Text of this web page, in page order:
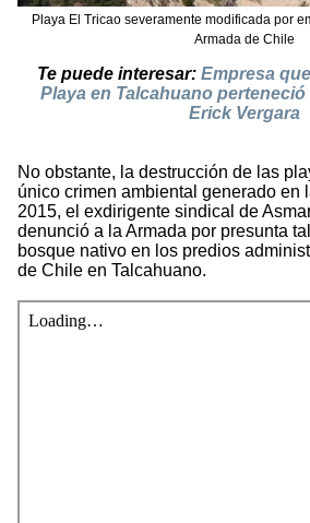
Playa El Tricao severamente modificada por
Armada de Chile
Te puede interesar: Empresa
Playa en Talcahuano
Erick Vergara
No obstante, la destrucción de las
único crimen ambiental generado en
2015, el exdirigente sindical de
denunció a la Armada por presunta
bosque nativo en los predios
de Chile en Talcahuano.